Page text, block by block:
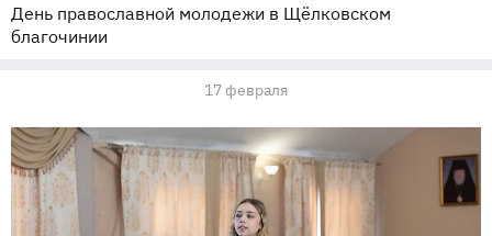
День православной молодежи в Щёлковском
благочинии
17 февраля